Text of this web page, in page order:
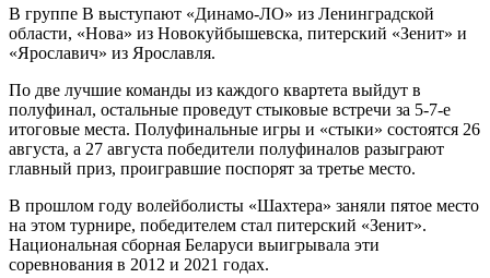
В группе В выступают «Динамо-ЛО» из Ленинградской
области, «Нова» из Новокуйбышевска, питерский «Зенит» и
«Ярославич» из Ярославля.
По две лучшие команды из каждого квартета выйдут в
полуфинал, остальные проведут стыковые встречи за 5-7-е
итоговые места. Полуфинальные игры и «стыки» состоятся 26
августа, а 27 августа победители полуфиналов разыграют
главный приз, проигравшие поспорят за третье место.
В прошлом году волейболисты «Шахтера» заняли пятое место
на этом турнире, победителем стал питерский «Зенит».
Национальная сборная Беларуси выигрывала эти
соревнования в 2012 и 2021 годах.